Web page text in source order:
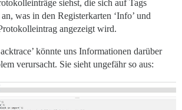
siehst, die sich auf Tags
was in den Registerkarten ‘Info’ und
angezeigt wird.
könnte uns Informationen darüber
verursacht. Sie sieht ungefähr so aus: